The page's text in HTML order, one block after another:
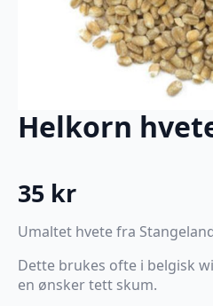
Helkorn
35 kr
Umaltet hvete fra
Dette brukes ofte i belgisk
en ønsker tett skum.